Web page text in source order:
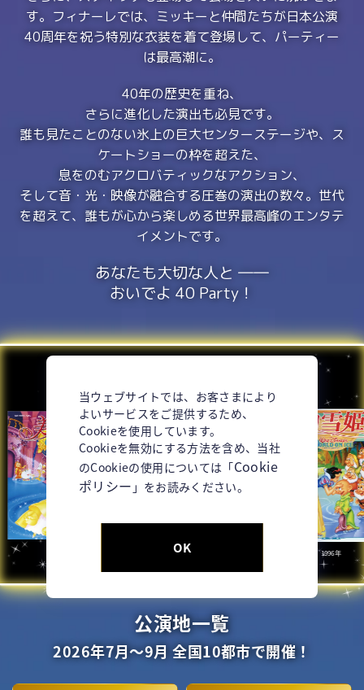
す。フィナーレでは、ミッキーと仲間たちが日本公演
40周年を祝う特別な衣装を着て登場して、パーティー
は最高潮に。
40年の歴史を重ね、
さらに進化した演出も必見です。
誰も見たことのない氷上の巨大センターステージや、ス
ケートショーの枠を超えた、
息をのむアクロバティックなアクション、
そして音・光・映像が融合する圧巻の演出の数々。世代
を超えて、誰もが心から楽しめる世界最高峰のエンタテ
イメントです。
あなたも大切な人と ――
おいでよ 40 Party！
1994年
公演地一覧
2026年7月～9月全国10都市で開催！
当ウェブサイトでは、お客さまにより
よいサービスをご提供するため、
Cookieを使用しています。
Cookieを無効にする方法を含め、当社
のCookieの使用については「Cookie
ポリシー 」をお読みください。
OK